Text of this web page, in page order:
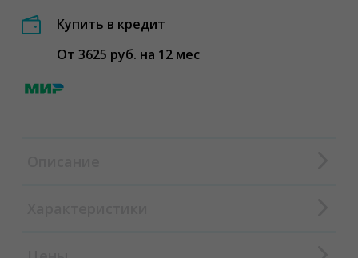
Купить в кредит
От 3625 руб. на 12 мес